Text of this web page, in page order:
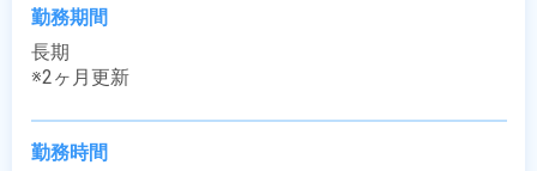
勤務期間
長期
※2ヶ月更新
勤務時間